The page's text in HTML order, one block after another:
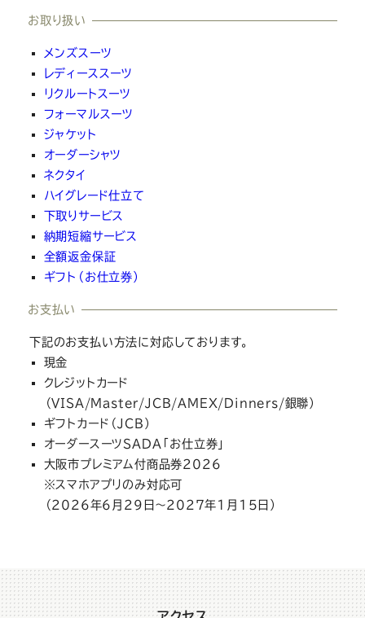
お取り扱い
メンズスーツ
レディーススーツ
リクルートスーツ
フォーマルスーツ
ジャケット
オーダーシャツ
ネクタイ
ハイグレード仕立て
下取りサービス
納期短縮サービス
全額返金保証
ギフト（お仕立券）
お支払い
下記のお支払い方法に対応しております。
現金
クレジットカード
（VISA/Master/JCB/AMEX/Dinners/銀聯）
ギフトカード（JCB）
オーダースーツSADA「お仕立券」
大阪市プレミアム付商品券2026
※スマホアプリのみ対応可
（2026年6月29日〜2027年1月15日）